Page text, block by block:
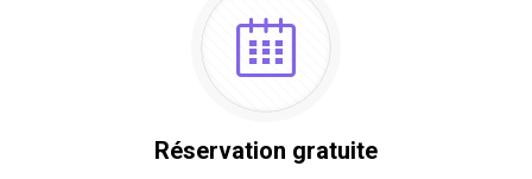
Réservation gratuite